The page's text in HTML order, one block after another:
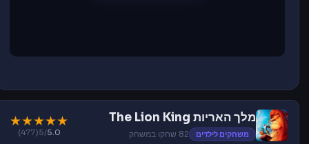
מלך האריות The Lion King
משחקים לילדים 82 שחקו במשחק
★
★
★
★
★
5.0
/5
(477)